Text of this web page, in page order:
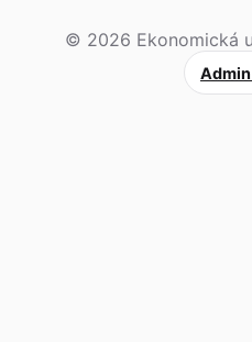
© 2026 Ekonomická